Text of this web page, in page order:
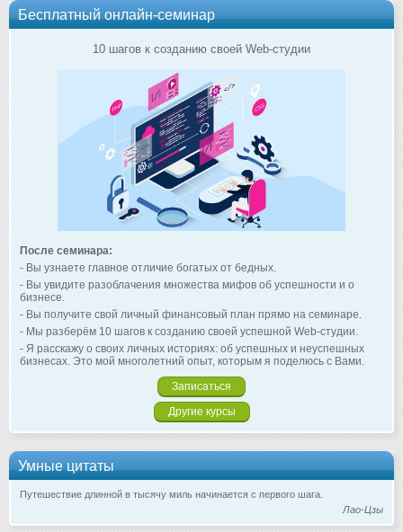
Бесплатный онлайн-семинар
10 шагов к созданию своей Web-студии
После семинара:
- Вы узнаете главное отличие богатых от бедных.
- Вы увидите разоблачения множества мифов об успешности и о
бизнесе.
- Вы получите свой личный финансовый план прямо на семинаре.
- Мы разберём 10 шагов к созданию своей успешной Web-студии.
- Я расскажу о своих личных историях: об успешных и неуспешных
бизнесах. Это мой многолетний опыт, которым я поделюсь с Вами.
Записаться
Другие курсы
Умные цитаты
Путешествие длинной в тысячу миль начинается с первого шага.
Лао-Цзы